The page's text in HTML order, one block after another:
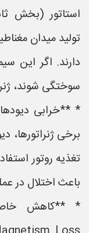
استاتور (بخش
تولید میدان
دارند. اگر این
سوختگی شوند،
برخی ژنراتورها،
تغذیه روتور
باعث اختلال در